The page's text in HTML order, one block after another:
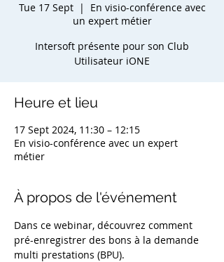
Tue 17 Sept
  |
En visio-conférence avec
un expert métier
Intersoft présente pour son Club
Utilisateur iONE
Heure et lieu
17 Sept 2024, 11:30 – 12:15
En visio-conférence avec un expert
métier
À propos de l'événement
Dans ce webinar, découvrez comment
pré-enregistrer des bons à la demande
multi prestations (BPU).